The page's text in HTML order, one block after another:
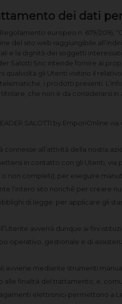
dei dati
europeo n. 679/2016,
del sito web raggiungibile
e la dignità dei soggetti
Salotti Snc intende fornire ai
qualvolta gli Utenti visitino il
i prodotti presenti.
che non è da considerarsi
SALOTTI by EmporiOnline
all’attività della nostra
in contatto con gli Utenti,
non completi); per eseguire
l’intero sito nonché per creare
di legge; per applicare gli
avverrà dunque ai fini
operativo, gestionale e di
avviene mediante strumenti
finalità del trattamento, e,
elettronici permettono a